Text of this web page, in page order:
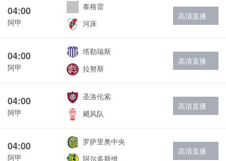
04:00
阿甲
泰格雷
河床
高清直播
04:00
阿甲
塔勒瑞斯
拉努斯
高清直播
04:00
阿甲
圣洛伦索
飓风队
高清直播
04:00
阿甲
罗萨里奥中央
阿尔多斯维
高清直播